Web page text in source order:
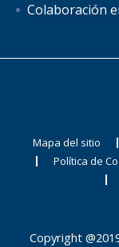
Colaboración
Mapa del sitio
Política de
Copyright